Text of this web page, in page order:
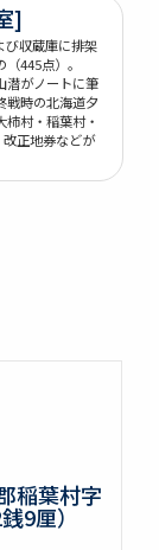
]
び収蔵庫に排架
445点）。
潜がノートに筆
戦時の北海道夕
村・稲葉村・
正地券などが
稲葉村字
9厘）